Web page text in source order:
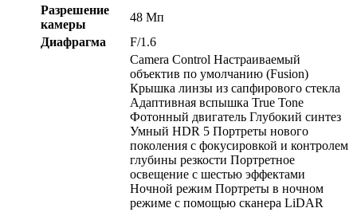
Разрешение
камеры
48 Мп
Диафрагма
F/1.6
Camera Control Настраиваемый
объектив по умолчанию (Fusion)
Крышка линзы из сапфирового стекла
Адаптивная вспышка True Tone
Фотонный двигатель Глубокий синтез
Умный HDR 5 Портреты нового
поколения с фокусировкой и контролем
глубины резкости Портретное
освещение с шестью эффектами
Ночной режим Портреты в ночном
режиме с помощью сканера LiDAR